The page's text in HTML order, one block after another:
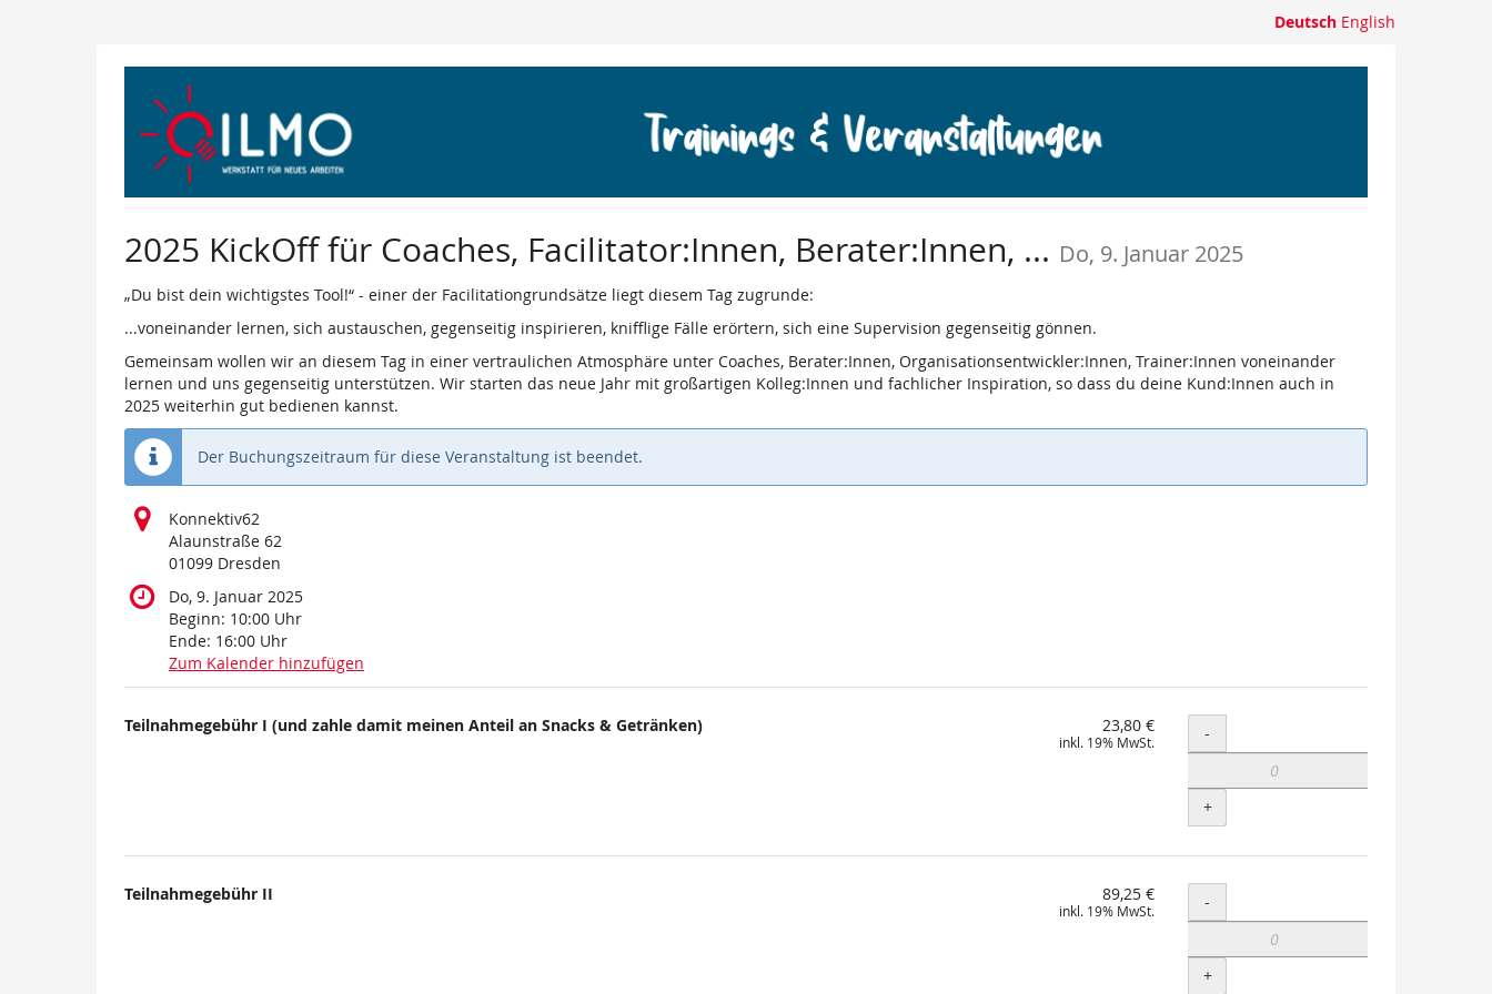
Deutsch English
2025 KickOff für Coaches, Facilitator:Innen, Berater:Innen, ... Do, 9. Januar 2025
„Du bist dein wichtigstes Tool!“ - einer der Facilitationgrundsätze liegt diesem Tag zugrunde:
...voneinander lernen, sich austauschen, gegenseitig inspirieren, knifflige Fälle erörtern, sich eine Supervision gegenseitig gönnen.
Gemeinsam wollen wir an diesem Tag in einer vertraulichen Atmosphäre unter Coaches, Berater:Innen, Organisationsentwickler:Innen, Trainer:Innen voneinander
lernen und uns gegenseitig unterstützen. Wir starten das neue Jahr mit großartigen Kolleg:Innen und fachlicher Inspiration, so dass du deine Kund:Innen auch in
2025 weiterhin gut bedienen kannst.
Der Buchungszeitraum für diese Veranstaltung ist beendet.
Konnektiv62
Alaunstraße 62
01099 Dresden
Do, 9. Januar 2025
Beginn: 10:00 Uhr
Ende: 16:00 Uhr
Zum Kalender hinzufügen
Produkte
Teilnahmegebühr I (und zahle damit meinen Anteil an Snacks & Getränken) 23,80 €
inkl. 19% MwSt. Menge
-
+
Teilnahmegebühr II 89,25 €
inkl. 19% MwSt. Menge
-
+